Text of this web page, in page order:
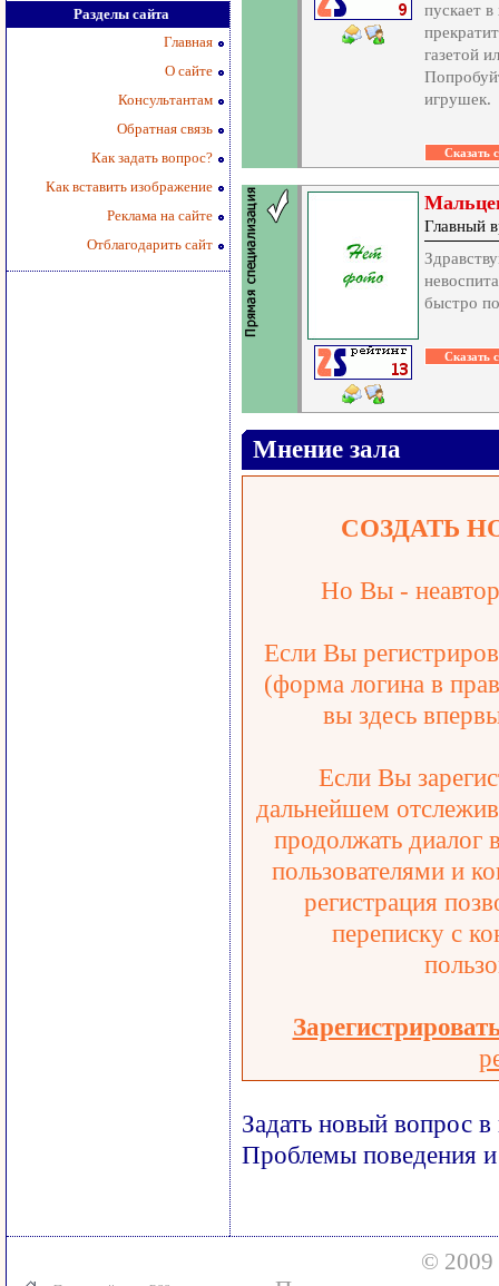
Разделы сайта
Главная
О сайте
Консультантам
Обратная связь
Как задать вопрос?
Как вставить изображение
Реклама на сайте
Отблагодарить сайт
пускает
газетой
игрушек.
Главный
быстро
Мнение зала
СОЗДАТЬ
Но Вы -
Если Вы
(форма логина в
вы здесь
Если Вы
дальнейшем
продолжать диалог
пользователями и
регистрация
переписку с
Задать новый вопрос
Проблемы поведения
© 2009